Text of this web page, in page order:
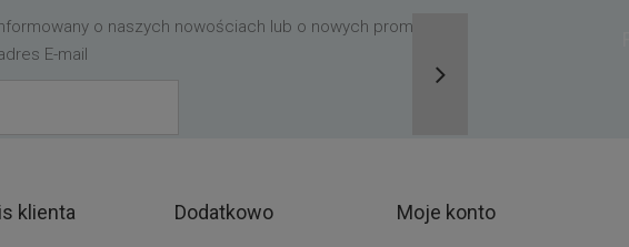
o naszych nowościach lub o nowych promocjach,
E-mail
klienta Dodatkowo Moje konto